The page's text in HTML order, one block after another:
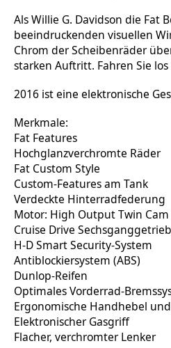
Als Willie G. Davidson die Fat
beeindruckenden visuellen
Chrom der Scheibenräder
starken Auftritt. Fahren Sie
2016 ist eine elektronische
Merkmale:
Fat Features
Hochglanzverchromte Räder
Fat Custom Style
Custom-Features am Tank
Verdeckte Hinterradfederung
Motor: High Output Twin Cam
Cruise Drive
H-D Smart Security-System
Antiblockiersystem (ABS)
Dunlop-Reifen
Optimales Vorderrad-
Ergonomische Handhebel
Elektronischer Gasgriff
Flacher, verchromter Lenker